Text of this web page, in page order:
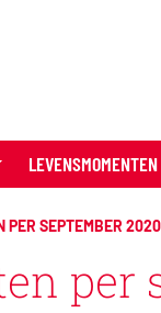
LEVENSMOMENTEN
PER SEPTEMBER 2020
per